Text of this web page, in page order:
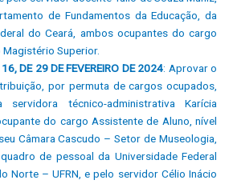
de Fundamentos da Educação, da
do Ceará, ambos ocupantes do cargo
Superior.
DE 29 DE FEVEREIRO DE 2024: Aprovar o
por permuta de cargos ocupados,
servidora técnico-administrativa Karícia
do cargo Assistente de Aluno, nível
Câmara Cascudo – Setor de Museologia,
de pessoal da Universidade Federal
Norte – UFRN, e pelo servidor Célio Inácio